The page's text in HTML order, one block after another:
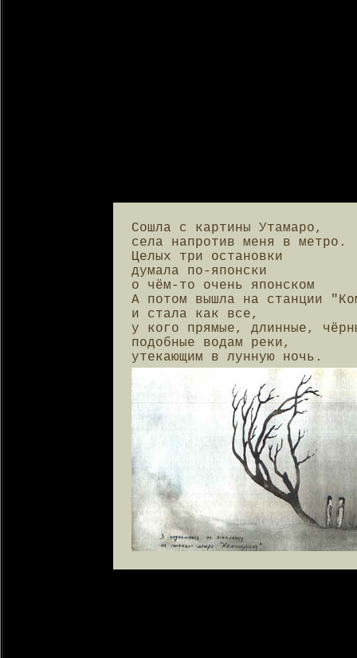
Сошла с картины Утамаро,
села напротив меня в метро.
Целых три остановки
думала по-японски
о чём-то очень японском
А потом вышла на станции
и стала как все,
у кого прямые, длинные,
подобные водам реки,
утекающим в лунную ночь.